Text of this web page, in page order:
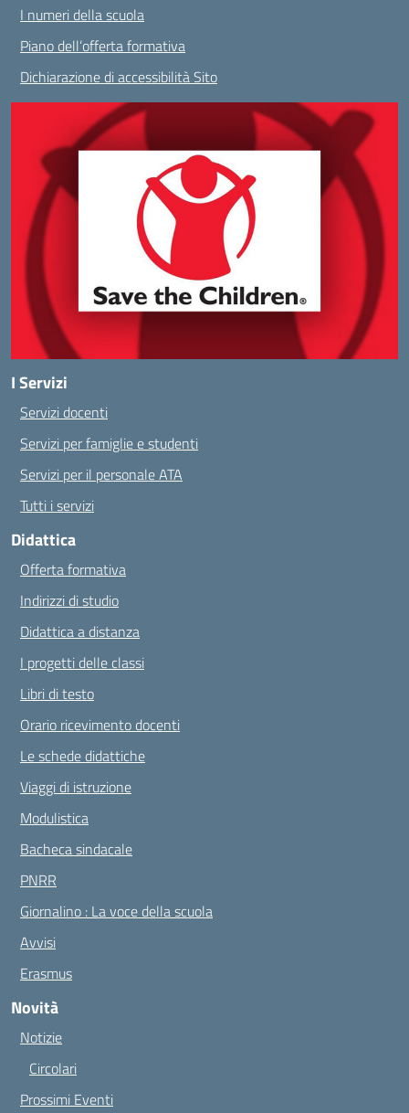
I numeri della scuola
Piano dell’offerta formativa
Dichiarazione di accessibilità Sito
I Servizi
Servizi docenti
Servizi per famiglie e studenti
Servizi per il personale ATA
Tutti i servizi
Didattica
Offerta formativa
Indirizzi di studio
Didattica a distanza
I progetti delle classi
Libri di testo
Orario ricevimento docenti
Le schede didattiche
Viaggi di istruzione
Modulistica
Bacheca sindacale
PNRR
Giornalino : La voce della scuola
Avvisi
Erasmus
Novità
Notizie
Circolari
Prossimi Eventi